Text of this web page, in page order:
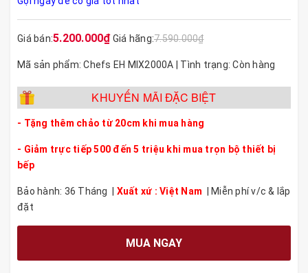
Giá bán:5.200.000₫ Giá hãng:7.590.000₫
Mã sản phẩm: Chefs EH MIX2000A | Tình trạng: Còn hàng
KHUYẾN MÃI ĐẶC BIỆT
- Tặng thêm chảo từ 20cm khi mua hàng
- Giảm trực tiếp 500 đến 5 triệu khi mua trọn bộ thiết bị
bếp
Bảo hành: 36 Tháng | Xuất xứ : Việt Nam | Miễn phí v/c & lắp
đặt
MUA NGAY